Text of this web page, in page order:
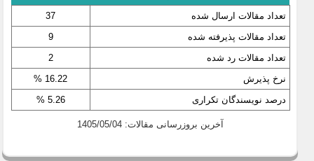
تعداد مقالات ارسال شده
37
تعداد مقالات پذیرفته شده
9
تعداد مقالات رد شده
2
نرخ پذیرش
16.22 %
درصد نویسندگان تکراری
5.26 %
آخرین بروزرسانی مقالات: 1405/05/04